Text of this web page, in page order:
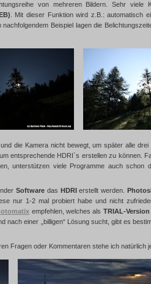
von mehreren Bildern. Sehr viele
. Mit dieser Funktion wird z.B.: automatisch
Beispiel lagen die
die Kamera nicht bewegt, um später alle drei
entsprechende HDRI`s erstellen zu können.
unterstützen viele Programme auch schon
Softwaredas HDRIerstellt werden.
nur 1-2 mal probiert habe und nicht
empfehlen, welches als TRIAL-Version
nach einer „billigen“ Lösung sucht, gibt es
Fragen oder Kommentaren stehe ich natürlich